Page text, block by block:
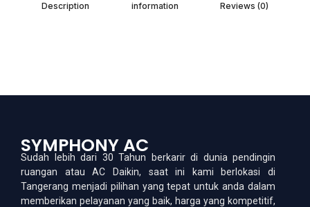
Description
information
Reviews (0)
SYMPHONY AC
Sudah lebih dari 30 Tahun berkarir di dunia pendingin
ruangan atau AC Daikin, saat ini kami berlokasi di
Tangerang menjadi pilihan yang tepat untuk anda dalam
memberikan pelayanan yang baik, harga yang kompetitif,